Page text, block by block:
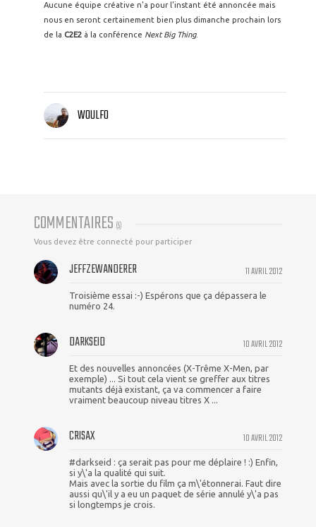
Aucune équipe créative n'a pour l'instant été annoncée mais
nous en seront certainement bien plus dimanche prochain lors
de la C2E2 à la conférence Next Big Thing.
WOULFO
COMMENTAIRES (5)
Vous devez être connecté pour participer
11 AVRIL 2012
JEFFZEWANDERER
Troisième essai :-) Espérons que ça dépassera le
numéro 24.
10 AVRIL 2012
DARKSEID
Et des nouvelles annoncées (X-Trême X-Men, par
exemple) ... Si tout cela vient se greffer aux titres
mutants déjà existant, ça va commencer a faire
vraiment beaucoup niveau titres X ...
10 AVRIL 2012
CRISAX
#darkseid : ça serait pas pour me déplaire ! :) Enfin,
si y\'a la qualité qui suit.
Mais avec la sortie du film ça m\'étonnerai. Faut dire
aussi qu\'il y a eu un paquet de série annulé y\'a pas
si longtemps je crois.